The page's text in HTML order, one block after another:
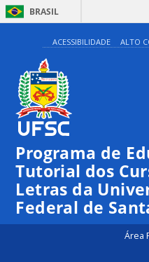
BRASIL
ACESSIBILIDADE ALTO
Programa de
Tutorial dos
Letras da
Federal de
Área